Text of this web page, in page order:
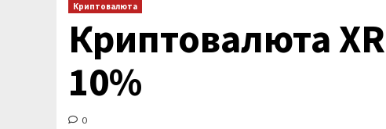
Криптовалюта
Криптовалюта
10%
0